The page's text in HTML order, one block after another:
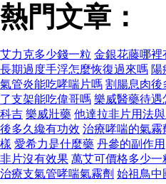
熱門文章：
艾力克多少錢一粒 金銀花藤哪裡
長期過度手浮怎麼恢復過來嗎 陽
氣管炎能吃哮喘片嗎 割腸息肉後
了支架能吃偉哥嗎 樂威醫藥待遇
科吉 樂威壯藥 他達拉非片用法
後多久纔有功效 治療哮喘的氣霧
樣 愛希力是什麼藥 丹參的副作用
非片沒有效果 萬艾可價格多少一
治療支氣管哮喘氣霧劑 始祖鳥中